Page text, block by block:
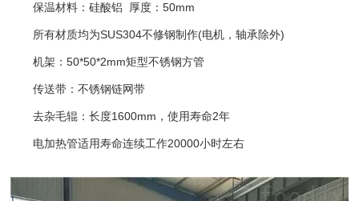
保温材料：硅酸铝 厚度：50mm
所有材质均为SUS304不修钢制作(电机，轴承除外)
机架：50*50*2mm矩型不锈钢方管
传送带：不锈钢链网带
去杂毛辊：长度1600mm，使用寿命2年
电加热管适用寿命连续工作20000小时左右